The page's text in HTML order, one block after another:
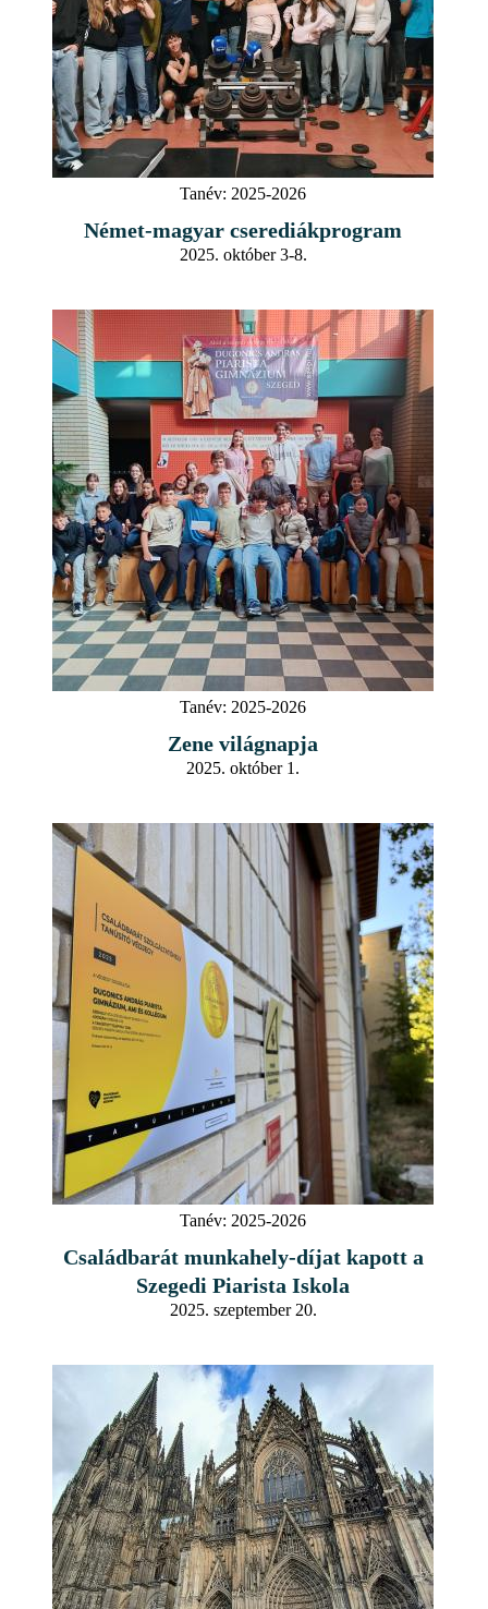
Tanév: 2025-2026
Német-magyar cserediákprogram
2025. október 3-8.
Tanév: 2025-2026
Zene világnapja
2025. október 1.
Tanév: 2025-2026
Családbarát munkahely-díjat kapott a
Szegedi Piarista Iskola
2025. szeptember 20.